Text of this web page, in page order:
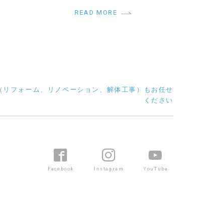
READ MORE
ォーム、リノベーション、解体工事）もお任せ
ください
Facebook Instagram YouTube